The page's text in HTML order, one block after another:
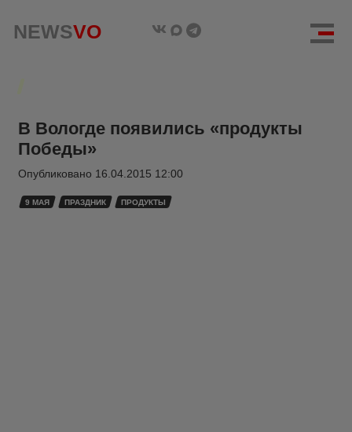
NEWSVO
В Вологде появились «продукты
Победы»
Опубликовано 16.04.2015 12:00
9 МАЯ ПРАЗДНИК ПРОДУКТЫ